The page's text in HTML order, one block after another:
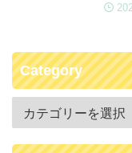
Category